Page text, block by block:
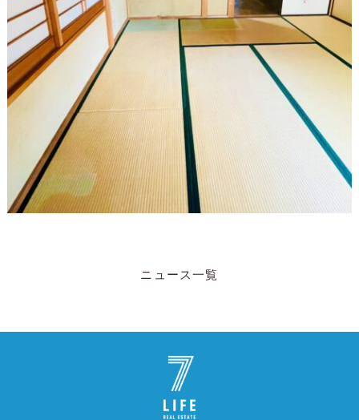
ニュース一覧